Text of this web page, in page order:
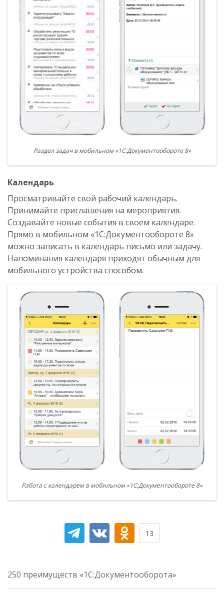
Раздел задач в мобильном «1С:Документообороте 8»
Календарь
Просматривайте свой рабочий календарь.
Принимайте приглашения на мероприятия.
Создавайте новые события в своем календаре.
Прямо в мобильном «1С:Документообороте 8»
можно записать в календарь письмо или задачу.
Напоминания календаря приходят обычным для
мобильного устройства способом.
Работа с календарем в мобильном «1С:Документообороте 8»
13
250 преимуществ «1С:Документооборота»